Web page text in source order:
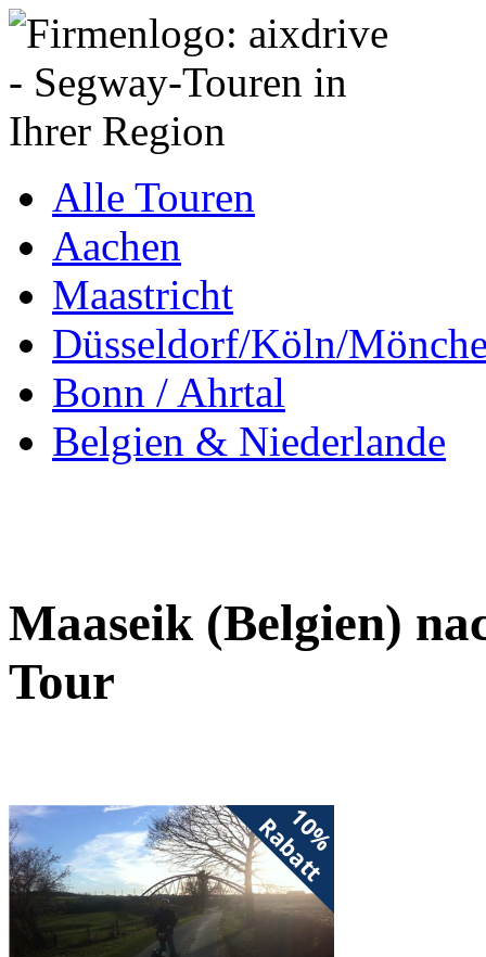
Alle Touren
Aachen
Maastricht
Düsseldorf/Köln/
Bonn / Ahrtal
Belgien & Niederlande
Maaseik (Belgien)
Tour